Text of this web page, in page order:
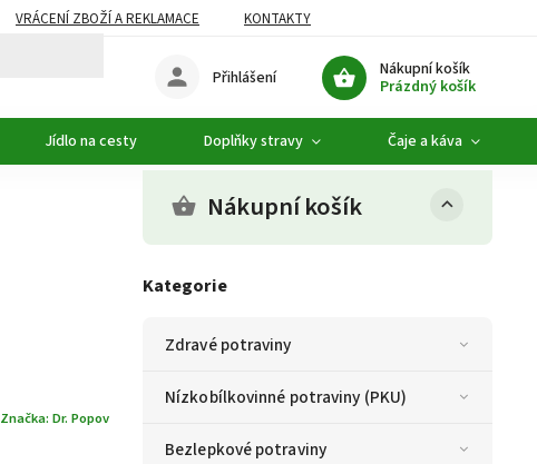
VRÁCENÍ ZBOŽÍ A REKLAMACE
KONTAKTY
Nákupní košík
Prázdný košík
Přihlášení
Jídlo na cesty Doplňky stravy Čaje a káva
Nákupní košík
Kategorie
Zdravé potraviny
Nízkobílkovinné potraviny (PKU)
Bezlepkové potraviny
Značka: Dr. Popov